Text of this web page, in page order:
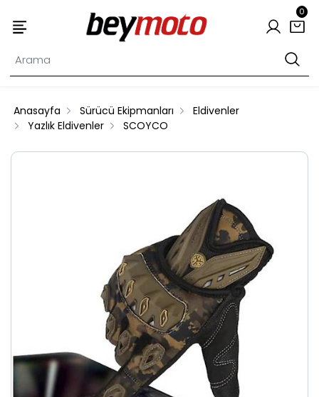
0
Anasayfa Sürücü Ekipmanları
Eldivenler
Yazlık Eldivenler
SCOYCO